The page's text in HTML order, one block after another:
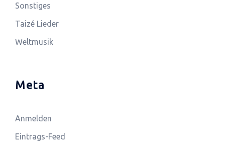
Sonstiges
Taizé Lieder
Weltmusik
Meta
Anmelden
Eintrags-Feed